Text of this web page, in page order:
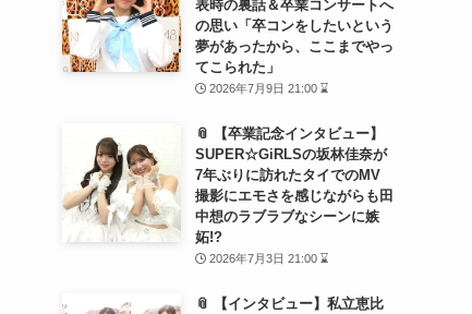
表時の裏話＆卒業コンサートへ
の思い「卒コンをしたいという
夢があったから、ここまでやっ
てこられた」
2026年7月9日 21:00 ⌛
📎 【卒業記念インタビュー】
SUPER☆GiRLSの坂林佳奈が
7年ぶりに訪れたタイでのMV
撮影にエモさを感じながらも田
中想のラブラブなシーンに嫉
妬!?
2026年7月3日 21:00 ⌛
📎 【インタビュー】私立恵比